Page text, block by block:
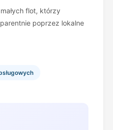
flot, którzy
poprzez lokalne